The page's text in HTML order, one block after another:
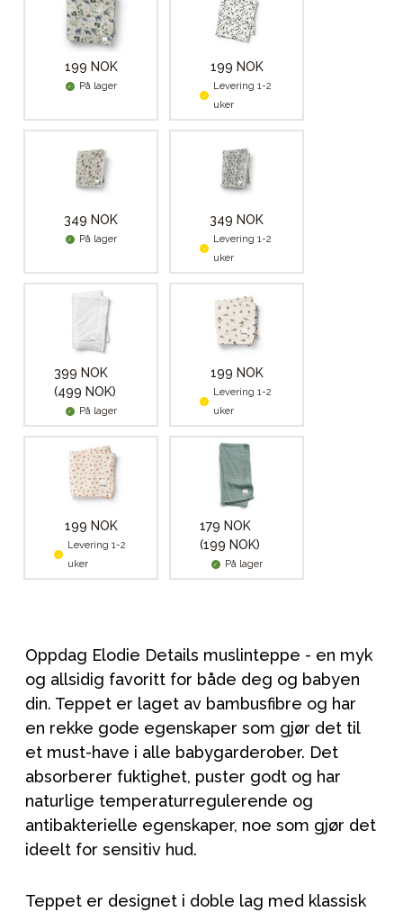
199 NOK
På lager
199 NOK
Levering 1-2
uker
349 NOK
På lager
349 NOK
Levering 1-2
uker
399 NOK
(499 NOK)
På lager
199 NOK
Levering 1-2
uker
199 NOK
Levering 1-2
uker
179 NOK
(199 NOK)
På lager
Oppdag Elodie Details muslinteppe - en myk
og allsidig favoritt for både deg og babyen
din. Teppet er laget av bambusfibre og har
en rekke gode egenskaper som gjør det til
et must-have i alle babygarderober. Det
absorberer fuktighet, puster godt og har
naturlige temperaturregulerende og
antibakterielle egenskaper, noe som gjør det
ideelt for sensitiv hud.
Teppet er designet i doble lag med klassisk